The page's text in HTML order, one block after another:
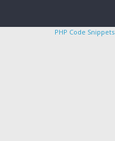
PHP Code Snippets